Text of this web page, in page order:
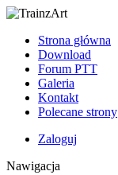
Strona główna
Download
Forum PTT
Galeria
Kontakt
Polecane strony
Zaloguj
Nawigacja